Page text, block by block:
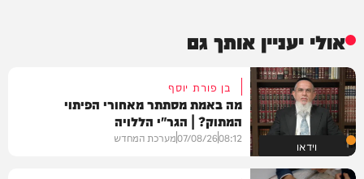
אולי יעניין אותך גם
וידאו
בן פורת יוסף
מה באמת מסתתר מאחורי הפיתוי
המתוק? | הגר"י הללויה
08:12
07/08/26מערכת המחדש